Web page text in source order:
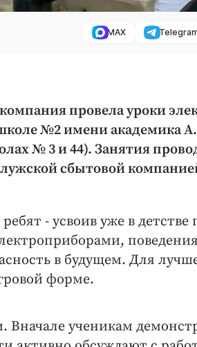
MAX
провела уроки
№2 имени академика
№ 3 и 44). Занятия
сбытовой
- усвоив уже в
в будущем. Для
форме.
Вначале ученикам